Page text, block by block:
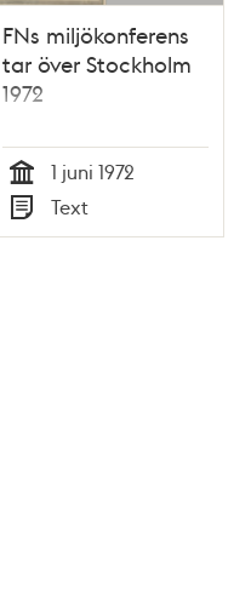
FNs miljökonferens
tar över Stockholm
1972
Tid
1 juni 1972
Typ
Text